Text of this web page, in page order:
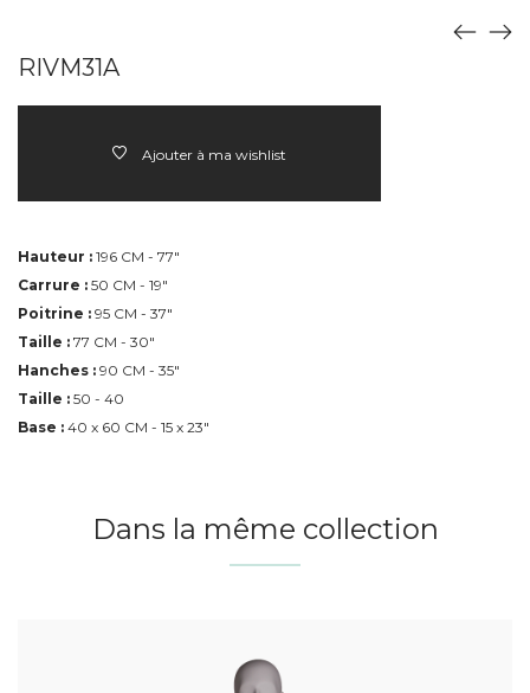
RIVM31A
Ajouter à ma wishlist
Hauteur : 196 CM - 77"
Carrure : 50 CM - 19"
Poitrine : 95 CM - 37"
Taille : 77 CM - 30"
Hanches : 90 CM - 35"
Taille : 50 - 40
Base : 40 x 60 CM - 15 x 23"
Dans la même collection